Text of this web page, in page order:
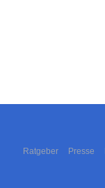
Ratgeber Presse